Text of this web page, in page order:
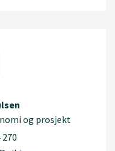
og prosjekt
270